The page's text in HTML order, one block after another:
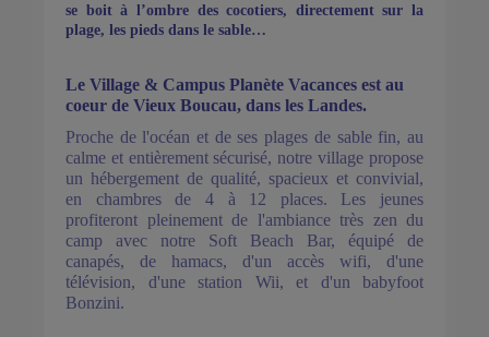
se boit à l’ombre des cocotiers, directement sur la
plage, les pieds dans le sable…
Le Village & Campus Planète Vacances est au
coeur de Vieux Boucau, dans les Landes.
Proche de l'océan et de ses plages de sable fin, au
calme et entièrement sécurisé, notre village propose
un hébergement de qualité, spacieux et convivial,
en chambres de 4 à 12 places. Les jeunes
profiteront pleinement de l'ambiance très zen du
camp avec notre Soft Beach Bar, équipé de
canapés, de hamacs, d'un accès wifi, d'une
télévision, d'une station Wii, et d'un babyfoot
Bonzini.